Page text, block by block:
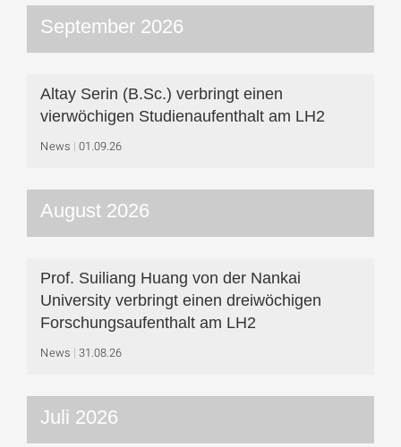
September 2026
Altay Serin (B.Sc.) verbringt einen
vierwöchigen Studienaufenthalt am LH2
News 01.09.26
August 2026
Prof. Suiliang Huang von der Nankai
University verbringt einen dreiwöchigen
Forschungsaufenthalt am LH2
News 31.08.26
Juli 2026